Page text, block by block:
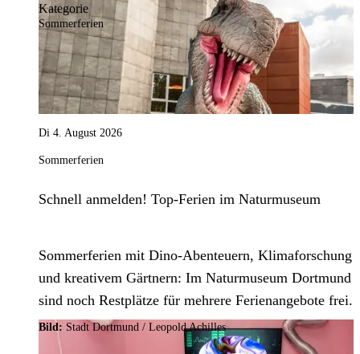
Kategorie
Sommerferien
Di 4. August 2026
Sommerferien
Schnell anmelden! Top-Ferien im Naturmuseum
Sommerferien mit Dino-Abenteuern, Klimaforschung
und kreativem Gärtnern: Im Naturmuseum Dortmund
sind noch Restplätze für mehrere Ferienangebote frei.
Bild: Stadt Dortmund / Leopold Achilles